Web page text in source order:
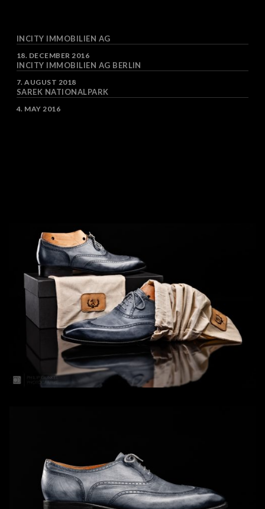
INCITY IMMOBILIEN AG
DATE
18. DECEMBER 2016
INCITY IMMOBILIEN AG BERLIN
DATE
7. AUGUST 2018
SAREK NATIONALPARK
DATE
4. MAY 2016